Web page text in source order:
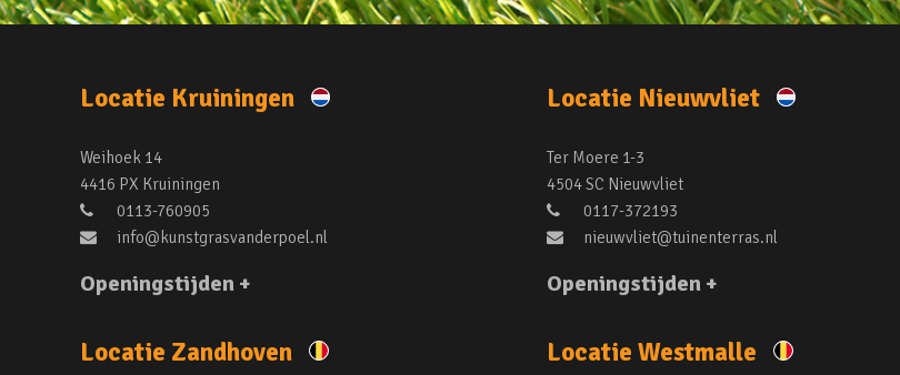
Locatie Kruiningen
Weihoek 14
4416 PX Kruiningen
0113-760905
info@kunstgrasvanderpoel.nl
Openingstijden +
Locatie Nieuwvliet
Ter Moere 1-3
4504 SC Nieuwvliet
0117-372193
nieuwvliet@tuinenterras.nl
Openingstijden +
Locatie Zandhoven Locatie Westmalle